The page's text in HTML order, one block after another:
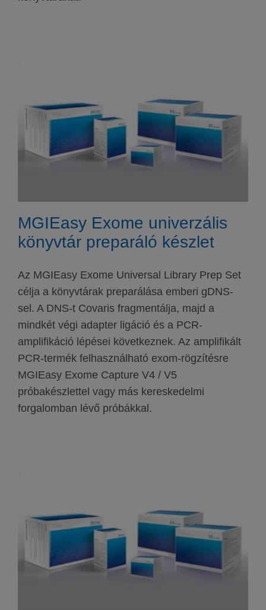
MGIEasy Exome univerzális
könyvtár preparáló készlet
Az MGIEasy Exome Universal Library Prep Set
célja a könyvtárak preparálása emberi gDNS-
sel. A DNS-t Covaris fragmentálja, majd a
mindkét végi adapter ligáció és a PCR-
amplifikáció lépései következnek. Az amplifikált
PCR-termék felhasználható exom-rögzítésre
MGIEasy Exome Capture V4 / V5
próbakészlettel vagy más kereskedelmi
forgalomban lévő próbákkal.